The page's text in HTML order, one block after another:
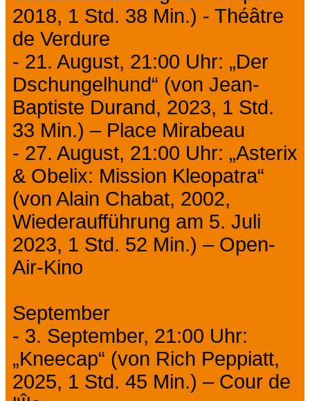
2018, 1 Std. 38 Min.) - Théâtre
de Verdure
- 21. August, 21:00 Uhr: „Der
Dschungelhund“ (von Jean-
Baptiste Durand, 2023, 1 Std.
33 Min.) – Place Mirabeau
- 27. August, 21:00 Uhr: „Asterix
& Obelix: Mission Kleopatra“
(von Alain Chabat, 2002,
Wiederaufführung am 5. Juli
2023, 1 Std. 52 Min.) – Open-
Air-Kino
September
- 3. September, 21:00 Uhr:
„Kneecap“ (von Rich Peppiatt,
2025, 1 Std. 45 Min.) – Cour de